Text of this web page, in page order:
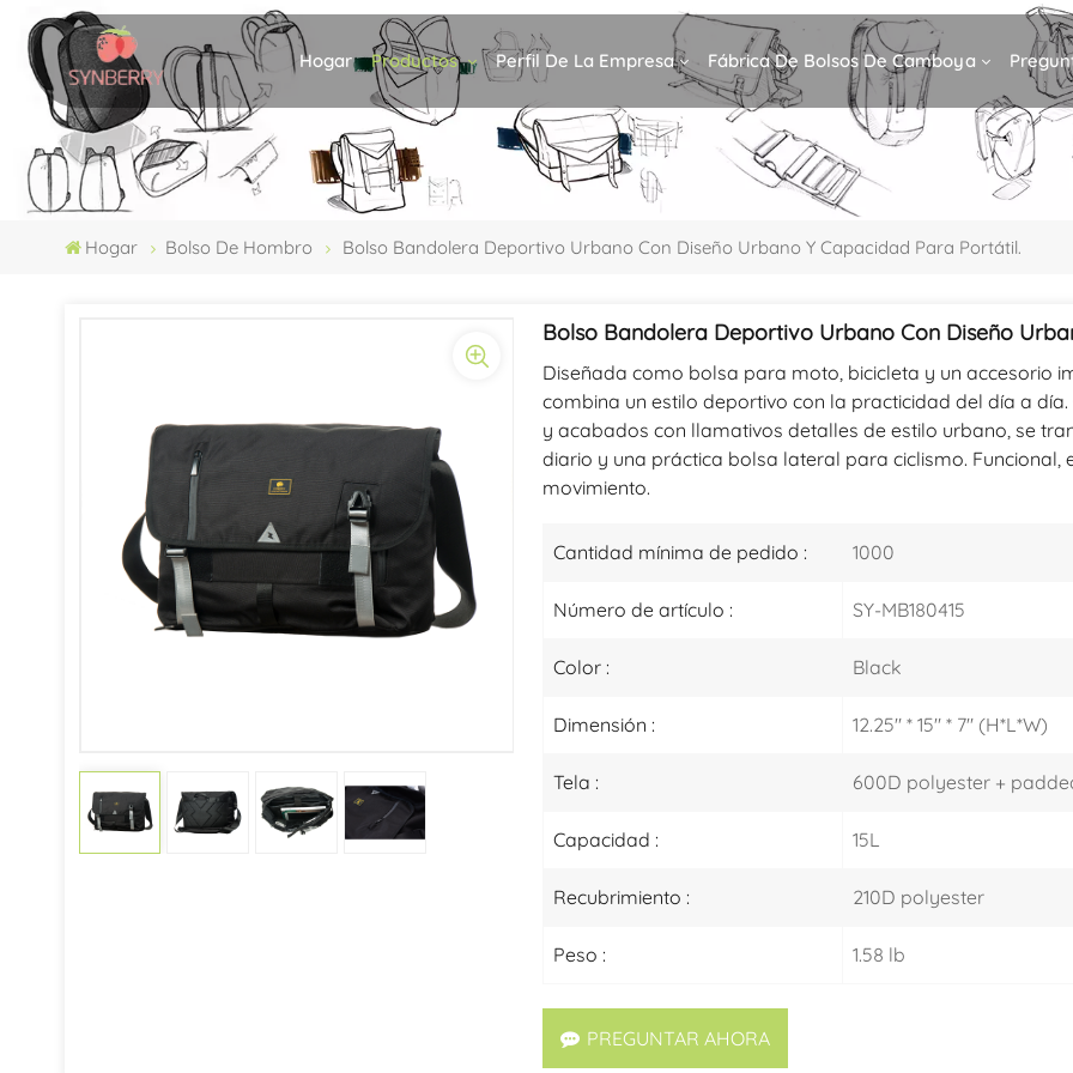
Hogar Productos Perfil De La Empresa Fábrica De Bolsos De Camboya
Hogar Bolso De Hombro Bolso Bandolera Deportivo Urbano Con Diseño Urbano Y Capacidad Para Portátil.
Bolso Bandolera Deportivo Urbano Con Diseño
Diseñada como bolsa para moto, bicicleta y un accesorio
combina un estilo deportivo con la practicidad del día a
y acabados con llamativos detalles de estilo urbano, se
diario y una práctica bolsa lateral para ciclismo. Funcional,
movimiento.
Cantidad mínima de pedido : 1000
Número de artículo : SY-MB180415
Color : Black
Dimensión : 12.25" * 15" * 7" (H*L*W)
Tela : 600D polyester +
Capacidad : 15L
Recubrimiento : 210D polyester
Peso : 1.58 lb
PREGUNTAR AHORA